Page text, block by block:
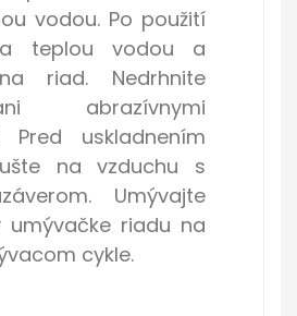
vodou. Po použití
teplou vodou a
riad. Nedrhnite
abrazívnymi
Pred uskladnením
na vzduchu s
Umývajte
riadu na
cykle.